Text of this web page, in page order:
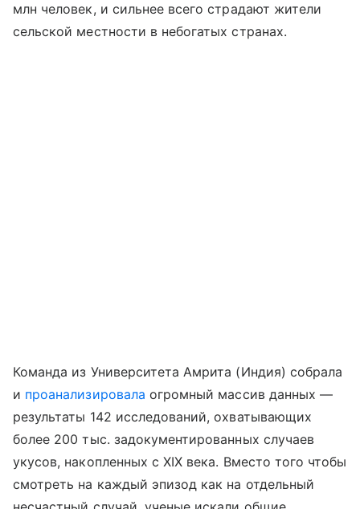
млн человек, и сильнее всего страдают жители
сельской местности в небогатых странах.
Команда из Университета Амрита (Индия) собрала
и проанализировала огромный массив данных —
результаты 142 исследований, охватывающих
более 200 тыс. задокументированных случаев
укусов, накопленных с XIX века. Вместо того чтобы
смотреть на каждый эпизод как на отдельный